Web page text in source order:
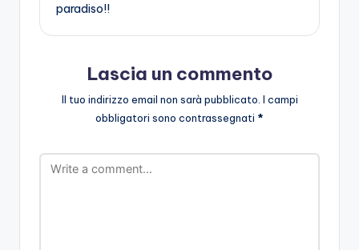
paradiso!!
Lascia un commento
Il tuo indirizzo email non sarà pubblicato. I campi
obbligatori sono contrassegnati *